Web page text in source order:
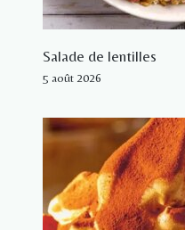
Salade de lentilles
5 août 2026